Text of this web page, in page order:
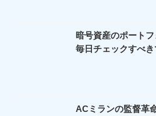
暗号資産のポート
毎日チェックすべ
ACミランの監督革